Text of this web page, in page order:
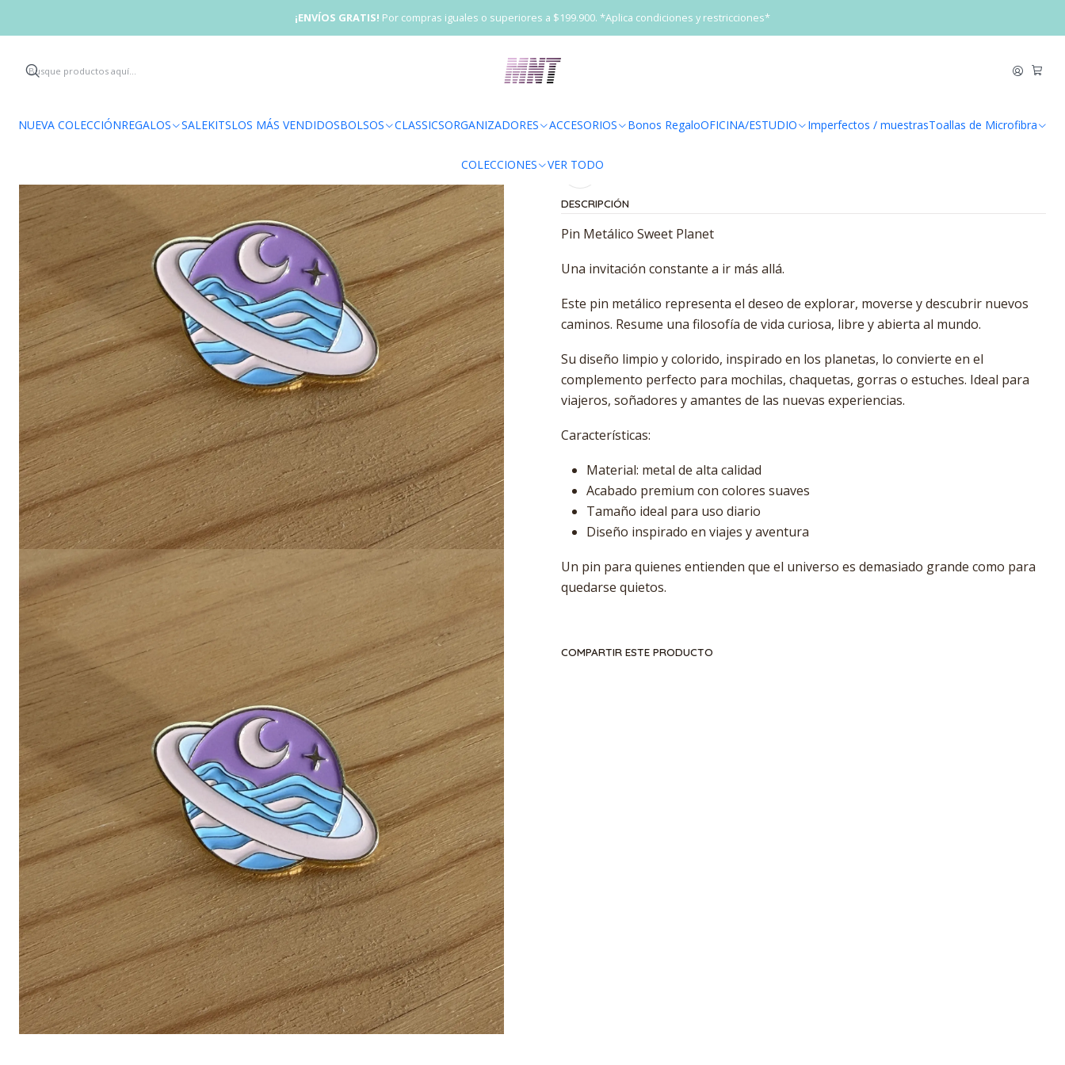
NUEVA COLECCIÓNREGALOS SALEKITSLOS MÁS VENDIDOSBOLSOS CLASSICSORGANIZADORES ACCESORIOS Bonos RegaloOFICINA/ESTUDIO Imperfectos / muestrasToallas de Microfibra
COLECCIONES VER TODO
¡ENVÍOS GRATIS! Por compras iguales o superiores a $199.900. *Aplica condiciones y restricciones*
Inicio VER TODO Pin Metálico Sweet Planet
Cantidad
Agregar al Carrito Comprar ahora
Agregar a la lista de favoritos
DESCRIPCIÓN
Pin Metálico Sweet Planet
Una invitación constante a ir más allá.
Este pin metálico representa el deseo de explorar, moverse y descubrir nuevos
caminos. Resume una filosofía de vida curiosa, libre y abierta al mundo.
Su diseño limpio y colorido, inspirado en los planetas, lo convierte en el
complemento perfecto para mochilas, chaquetas, gorras o estuches. Ideal para
viajeros, soñadores y amantes de las nuevas experiencias.
Características:
Material: metal de alta calidad
Acabado premium con colores suaves
Tamaño ideal para uso diario
Diseño inspirado en viajes y aventura
Un pin para quienes entienden que el universo es demasiado grande como para
quedarse quietos.
COMPARTIR ESTE PRODUCTO